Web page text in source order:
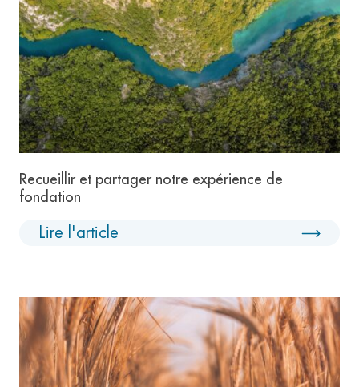
Recueillir et partager notre expérience de
fondation
Lire l'article